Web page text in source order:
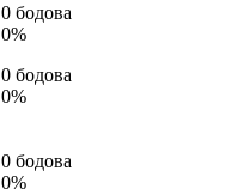
0 бодова
0%
0 бодова
0%
0 бодова
0%